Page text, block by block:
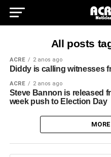
All posts
ACRE 2 anos ago
Diddy is calling witnesses
ACRE 2 anos ago
Steve Bannon is released
week push to Election Day